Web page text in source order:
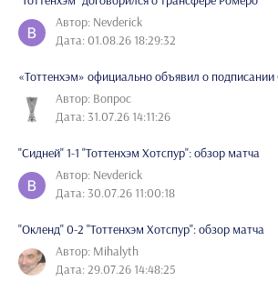
Автор: Nevderick
Дата: 01.08.26 18:29:32
«Тоттенхэм» официально объявил о
Автор: Вопрос
Дата: 31.07.26 14:11:26
"Сидней" 1-1 "Тоттенхэм Хотспур": обзор матча
Автор: Nevderick
Дата: 30.07.26 11:00:18
"Окленд" 0-2 "Тоттенхэм Хотспур": обзор матча
Автор: Mihalyth
Дата: 29.07.26 14:48:25